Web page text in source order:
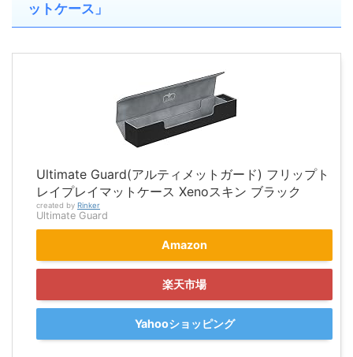
ットケース」
Ultimate Guard(アルティメットガード) フリップト
レイプレイマットケース Xenoスキン ブラック
created by Rinker
Ultimate Guard
Amazon
楽天市場
Yahooショッピング